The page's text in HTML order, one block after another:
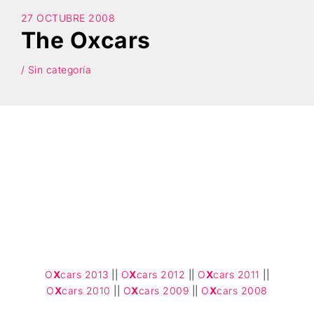
Búsqueda
27 OCTUBRE 2008
The Oxcars
/ Sin categoría
OXcars 2013 OXcars 2012 OXcars 2011
OXcars 2010 OXcars 2009 OXcars 2008